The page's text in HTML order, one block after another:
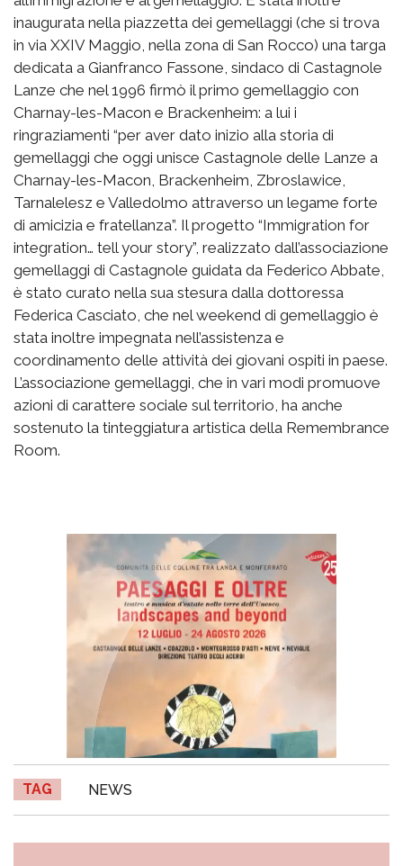
inaugurata nella piazzetta dei gemellaggi (che si trova
in via XXIV Maggio, nella zona di San Rocco) una targa
dedicata a Gianfranco Fassone, sindaco di Castagnole
Lanze che nel 1996 firmò il primo gemellaggio con
Charnay-les-Macon e Brackenheim: a lui i
ringraziamenti “per aver dato inizio alla storia di
gemellaggi che oggi unisce Castagnole delle Lanze a
Charnay-les-Macon, Brackenheim, Zbroslawice,
Tarnalelesz e Valledolmo attraverso un legame forte
di amicizia e fratellanza”. Il progetto “Immigration for
integration… tell your story”, realizzato dall’associazione
gemellaggi di Castagnole guidata da Federico Abbate,
è stato curato nella sua stesura dalla dottoressa
Federica Casciato, che nel weekend di gemellaggio è
stata inoltre impegnata nell’assistenza e
coordinamento delle attività dei giovani ospiti in paese.
L’associazione gemellaggi, che in vari modi promuove
azioni di carattere sociale sul territorio, ha anche
sostenuto la tinteggiatura artistica della Remembrance
Room.
TAG NEWS